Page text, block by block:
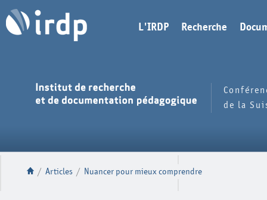
L'IRDP Recherche
de la
/ Articles / Nuancer pour mieux comprendre